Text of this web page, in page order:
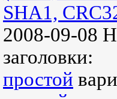
SHA1,
2008-09-08
заголовки:
простой